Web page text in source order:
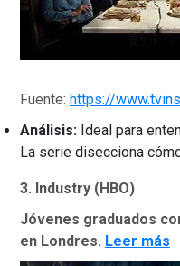
Fuente: https://
Análisis:Ideal para
La serie disecciona
3. Industry (HBO)
Jóvenes graduados
en Londres. Leer más